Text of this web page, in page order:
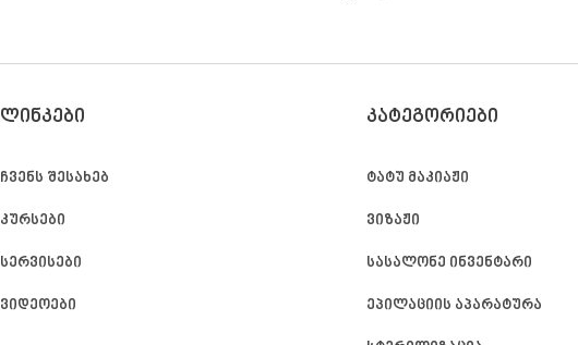
ᲚᲘᲜᲙᲔᲑᲘ
ჩვენს შესახებ
კურსები
სერვისები
ვიდეოები
ᲙᲐᲢᲔᲒᲝᲠᲘᲔᲑᲘ
ტატუ მაკიაჟი
ვიზაჟი
სასალონე ინვენტარი
ეპილაციის აპარატურა